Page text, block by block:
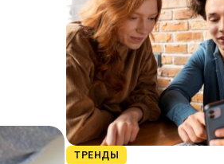
ТРЕНДЫ